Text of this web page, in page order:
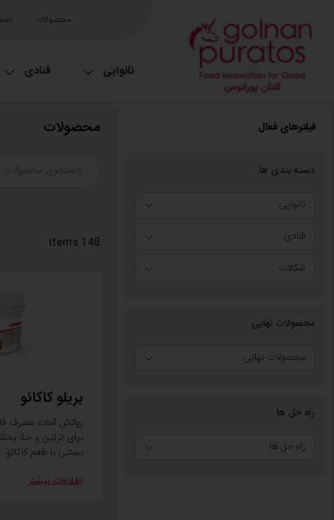
محصولات
نانوایی قنادی
فیلترهای فعال
دسته بندی ها
نانوایی
قنادی
شکلات
محصولات نهایی
محصولات نهایی
راه حل ها
راه حل ها
محصولات
148
بریلو کاکائو
روکش آماده مصرف
برای تزئین و جلا
بستنی با طعم کاکائو
اطلاعات بیشتر